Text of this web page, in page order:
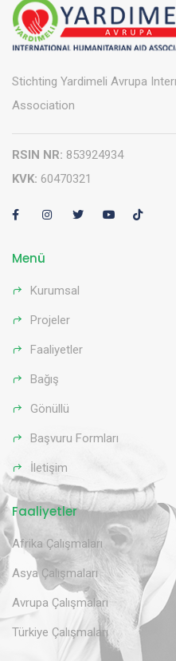
Stichting Yardimeli Avrupa
Association
RSIN NR: 853924934
KVK: 60470321
Menü
Kurumsal
Projeler
Faaliyetler
Bağış
Gönüllü
Başvuru Formları
İletişim
Faaliyetler
Afrika Çalışmaları
Asya Çalışmaları
Avrupa Çalışmaları
Türkiye Çalışmaları